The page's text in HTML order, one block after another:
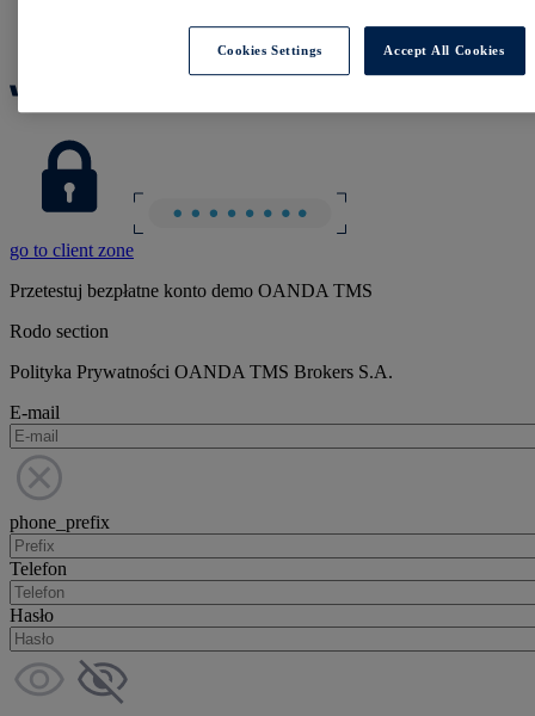
go to client zone
Przetestuj bezpłatne konto demo OANDA TMS
Rodo section
Polityka Prywatności OANDA TMS Brokers S.A.
E-mail
phone_prefix
Telefon
Hasło
Cookies Settings Accept All Cookies